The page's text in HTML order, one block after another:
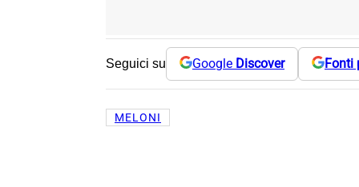
Seguici su Google Discover Fonti
MELONI